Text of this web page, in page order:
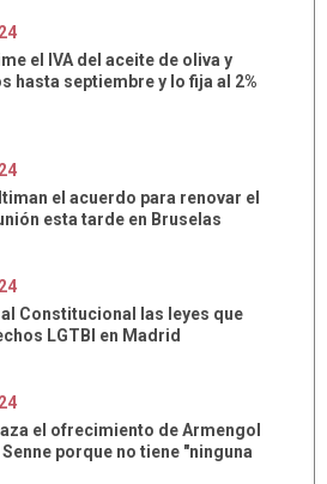
el IVA del aceite de oliva y
hasta septiembre y lo fija al 2%
el acuerdo para renovar el
esta tarde en Bruselas
al Constitucional las leyes que
LGTBI en Madrid
el ofrecimiento de Armengol
porque no tiene "ninguna